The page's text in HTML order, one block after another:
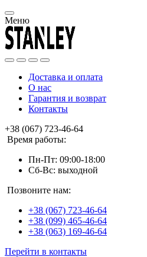
Меню
Доставка и оплата
О нас
Гарантия и возврат
Контакты
+38 (067) 723-46-64
Время работы:
Пн-Пт: 09:00-18:00
Сб-Вс: выходной
Позвоните нам:
+38 (067) 723-46-64
+38 (099) 465-46-64
+38 (063) 169-46-64
Перейти в контакты